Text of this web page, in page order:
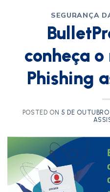
SEGURANÇA
conheça
Phishing
POSTED ON 5 DE